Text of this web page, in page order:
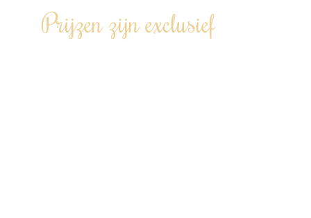
Prijzen zijn exclusief